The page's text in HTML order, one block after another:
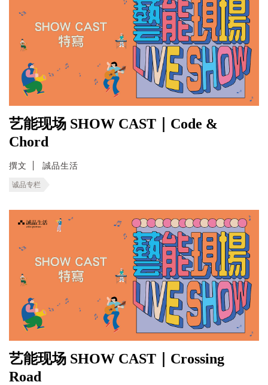
艺能现场 SHOW CAST｜Code &
Chord
撰文 誠品生活
诚品专栏
艺能现场 SHOW CAST｜Crossing
Road